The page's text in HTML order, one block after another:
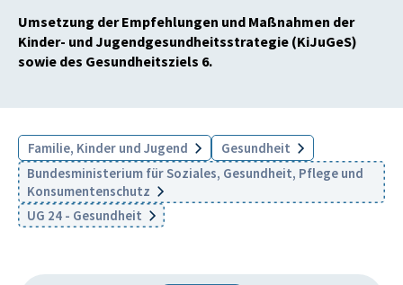
Umsetzung der Empfehlungen und Maßnahmen der
Kinder- und Jugendgesundheitsstrategie (KiJuGeS)
sowie des Gesundheitsziels 6.
Familie, Kinder und Jugend
Gesundheit
Bundesministerium für Soziales, Gesundheit, Pflege und
Konsumentenschutz
UG 24 - Gesundheit